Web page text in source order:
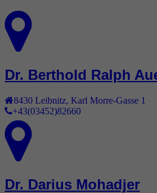
Dr. Berthold Ralph
8430 Leibnitz Karl Morre-Gasse 1
+43(03452)82660
Dr. Darius Mohadjer